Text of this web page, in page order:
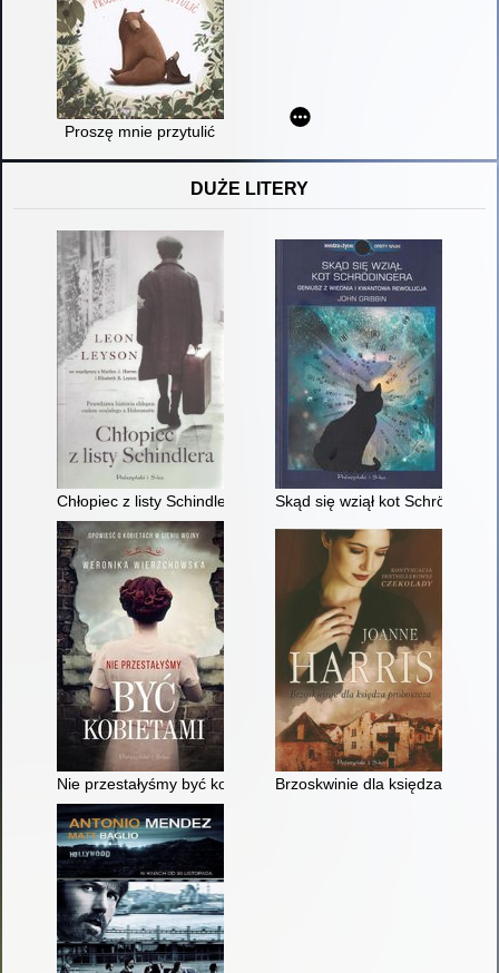
Proszę mnie przytulić
DUŻE LITERY
Chłopiec z listy Schindlera Skąd się wziął kot
Nie przestałyśmy być kobietamiBrzoskwinie dla księdza